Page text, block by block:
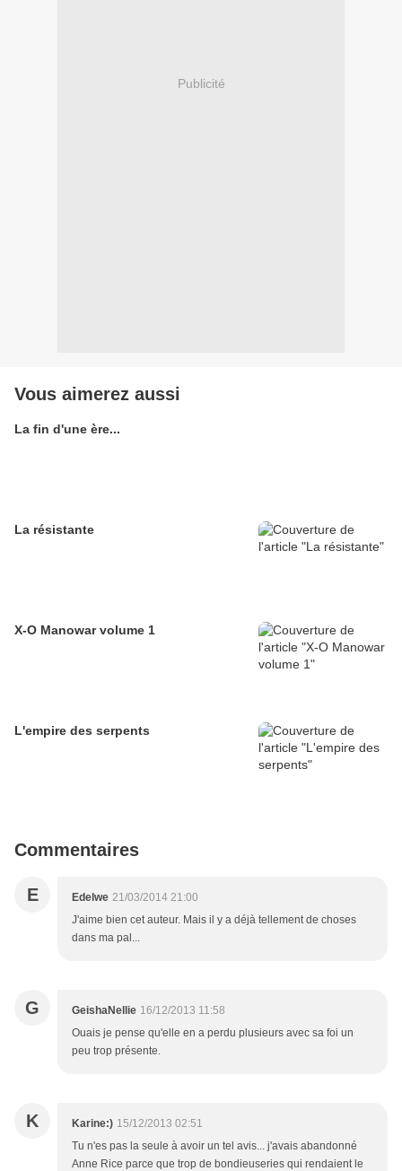
Publicité
Vous aimerez aussi
La fin d'une ère...
La résistante
X-O Manowar volume 1
L'empire des serpents
Commentaires
E Edelwe 21/03/2014 21:00
J'aime bien cet auteur. Mais il y a déjà tellement de choses
dans ma pal...
G GeishaNellie 16/12/2013 11:58
Ouais je pense qu'elle en a perdu plusieurs avec sa foi un
peu trop présente.
K Karine:) 15/12/2013 02:51
Tu n'es pas la seule à avoir un tel avis... j'avais abandonné
Anne Rice parce que trop de bondieuseries qui rendaient le